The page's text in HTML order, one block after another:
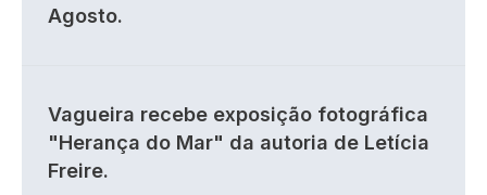
Agosto.
Vagueira recebe exposição fotográfica
"Herança do Mar" da autoria de Letícia
Freire.